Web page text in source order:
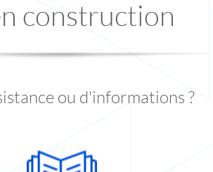
construction
ou d'informations ?